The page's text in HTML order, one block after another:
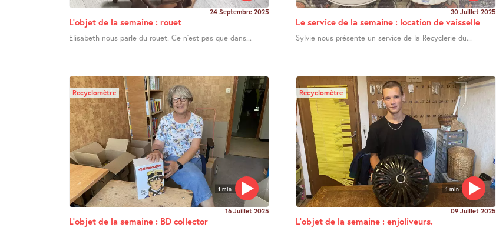
24 Septembre 2025
L’objet de la semaine : rouet
Elisabeth nous parle du rouet. Ce n’est pas que dans...
30 Juillet 2025
Le service de la semaine : location de vaisselle
Sylvie nous présente un service de la Recyclerie du...
1 min
Recyclomètre
16 Juillet 2025
L’objet de la semaine : BD collector
1 min
Recyclomètre
09 Juillet 2025
L’objet de la semaine : enjoliveurs.